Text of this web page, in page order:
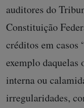
auditores do
Constituição
créditos em casos
exemplo daquelas
interna ou
irregularidades,